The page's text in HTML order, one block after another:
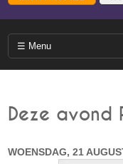
Deze avond
WOENSDAG, 21